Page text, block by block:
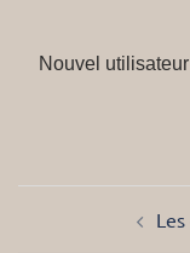
Nouvel
Navigation